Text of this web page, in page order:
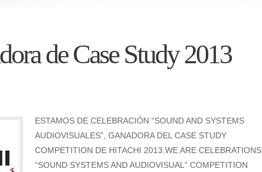
de Case Study 2013
ESTAMOS DE CELEBRACIÓN “SOUND AND SYSTEMS
AUDIOVISUALES”, GANADORA DEL CASE STUDY
COMPETITION DE HITACHI 2013.WE ARE CELEBRATIONS
“SOUND SYSTEMS AND AUDIOVISUAL” COMPETITION